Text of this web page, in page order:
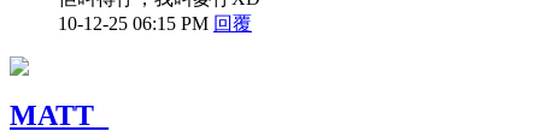
10-12-25 06:15 PM 回覆
MATT_